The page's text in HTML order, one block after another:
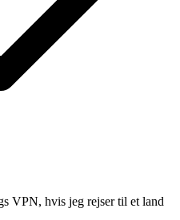
VPN, hvis jeg rejser til et land